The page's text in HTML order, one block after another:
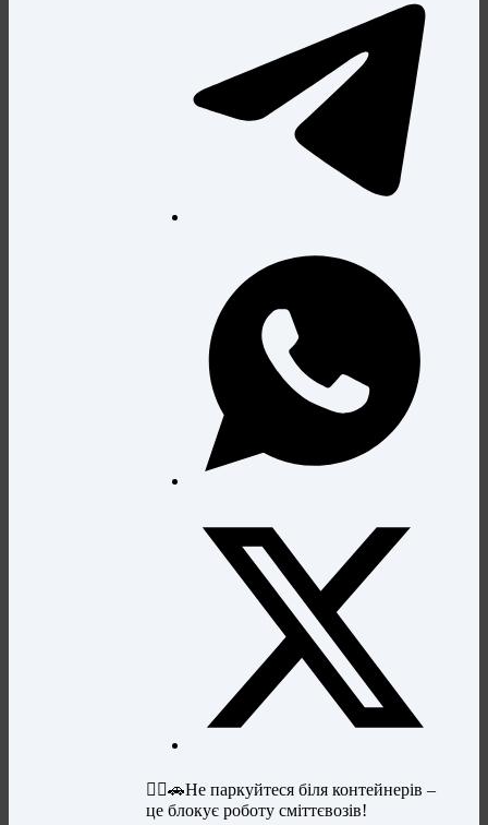
🙅‍♂🚗Не паркуйтеся біля контейнерів –
це блокує роботу сміттєвозів!